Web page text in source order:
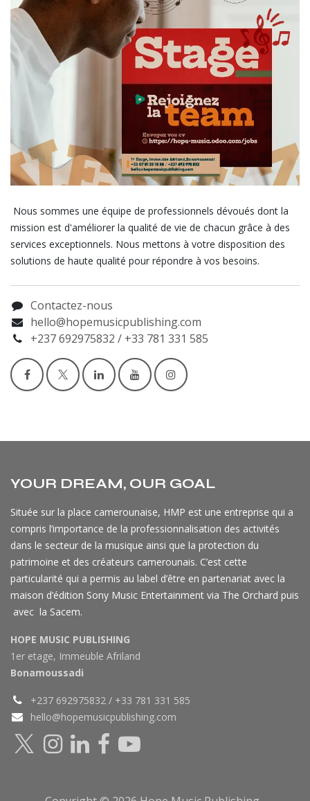
Nous sommes une équipe de professionnels dévoués dont la
mission est d'améliorer la qualité de vie de chacun grâce à des
services exceptionnels. Nous mettons à votre disposition des
solutions de haute qualité pour répondre à vos besoins.
Contactez-nous
hello@hopemusicpublishing.com
+237 692975832 / +33 781 331 585
YOUR DREAM, OUR GOAL
Située sur la place camerounaise, HMP est une entreprise qui a
compris l’importance de la professionnalisation des activités
dans le secteur de la musique ainsi que la protection du
patrimoine et des créateurs camerounais. C’est cette
particularité qui a permis au label d’être en partenariat avec la
maison d’édition Sony Music Entertainment via The Orchard puis
avec la Sacem.
HOPE MUSIC PUBLISHING
1er etage, Immeuble Afriland
Bonamoussadi
+237 692975832 / +33 781 331 585
hello@hopemusicpublishing.com